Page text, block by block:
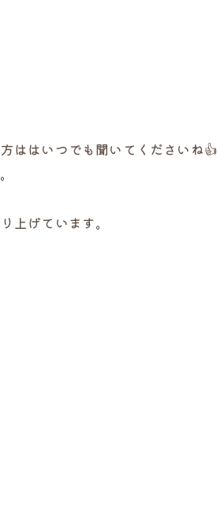
ははいつでも聞いてくださいね👍
上げています。